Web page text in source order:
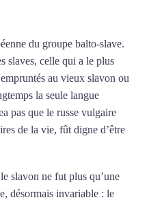
du groupe balto-slave.
slaves, celle qui a le plus
au vieux slavon ou
la seule langue
pas que le russe vulgaire
de la vie, fût digne d’être
slavon ne fut plus qu’une
désormais invariable : le